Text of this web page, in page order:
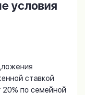
условия
ставкой
20% по семейной